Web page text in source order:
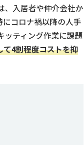
、入居者や仲介会社か
コロナ禍以降の人手
ッティング作業に課題
4割程度コストを抑